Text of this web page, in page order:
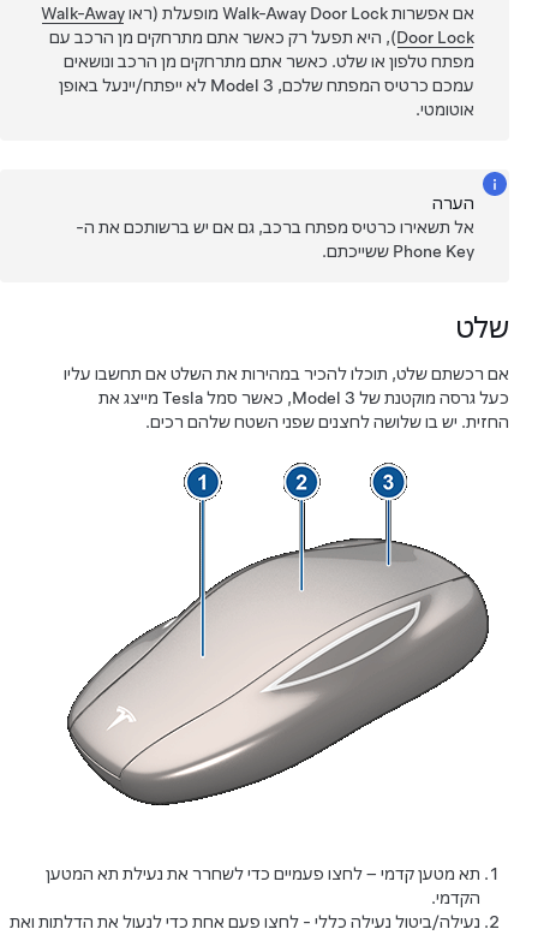
אם אפשרות Walk-Away Door Lock מופעלת (ראו
Walk-Away
Door Lock), היא תפעל רק כאשר אתם מתרחקים מן הרכב עם
מפתח טלפון או שלט. כאשר אתם מתרחקים מן הרכב ונושאים
עמכם כרטיס המפתח שלכם,Model 3לא ייפתח/יינעל באופן
אוטומטי.
הערה
אל תשאירו כרטיס מפתח ברכב, גם אם יש ברשותכם את ה-
Phone Key ששייכתם.
שלט
אם רכשתם שלט, תוכלו להכיר במהירות את השלט אם תחשבו עליו
כעל גרסה מוקטנת שלModel 3
, כאשר סמל Tesla מייצג את
החזית. יש בו שלושה לחצנים שפני השטח שלהם רכים.
תא מטען קדמי – לחצו פעמיים כדי לשחרר את נעילת תא המטען
הקדמי.
נעילה/ביטול נעילה כללי - לחצו פעם אחת כדי לנעול את הדלתות ואת